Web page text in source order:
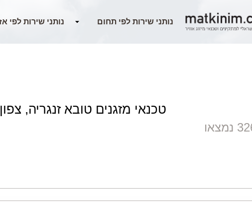
טכנאי מזגנים טובא זנגריה, צפון